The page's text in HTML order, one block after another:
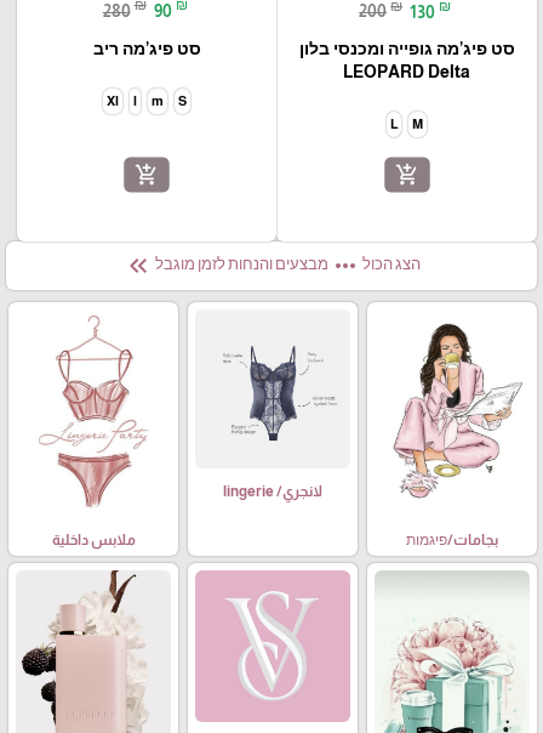
200 ₪ 130 ₪
סט פיג’מה גופייה ומכנסי בלון
LEOPARD Delta
M
L
add_shopping_cart
280 ₪ 90 ₪
סט פיג’מה ריב
S
m
l
Xl
add_shopping_cart
הצג הכול more_horiz מבצעים והנחות לזמן מוגבל keyboard_double_arrow_left
بجامات/פיגמות
لانجري/ lingerie
ملابس داخلية